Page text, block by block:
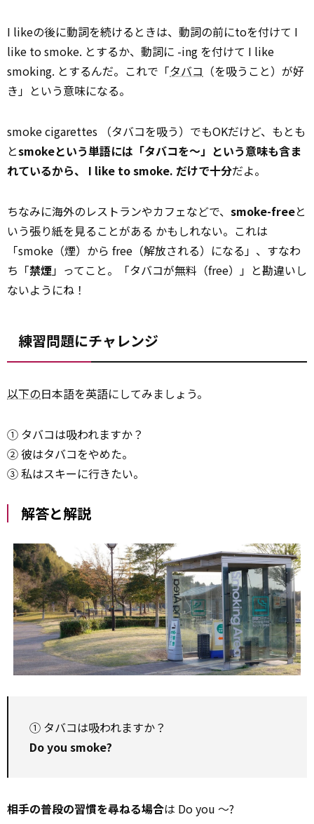
I likeの後に動詞を続けるときは、動詞の前にtoを付けて I
like to smoke. とするか、動詞に -ing を付けて I like
smoking. とするんだ。これで「タバコ （を吸うこと）が好
き」という意味になる。
smoke cigarettes （タバコを吸う）でもOKだけど、もとも
とsmokeという単語には「タバコを～」という意味も含ま
れているから、 I like to smoke. だけで十分だよ。
ちなみに海外のレストランやカフェなどで、 smoke-freeと
いう張り紙を見ることがある かもしれない。これは
「smoke（煙）から free（解放される）になる」、すなわ
ち「禁煙」ってこと。「タバコが無料（free）」と勘違いし
ないようにね！
練習問題にチャレンジ
以下の日本語を英語にしてみましょう。
① タバコは吸われますか？
② 彼はタバコをやめた。
③ 私はスキーに行きたい。
解答と解説
① タバコは吸われますか？
Do you smoke?
相手の普段の習慣を尋ねる場合は Do you ～?